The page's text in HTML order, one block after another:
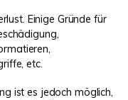
Einige Gründe für
etc.
ist es jedoch möglich,